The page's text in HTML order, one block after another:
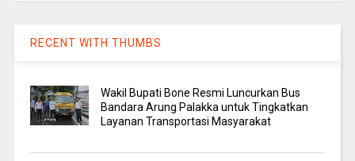
RECENT WITH THUMBS
Wakil Bupati Bone Resmi Luncurkan Bus
Bandara Arung Palakka untuk Tingkatkan
Layanan Transportasi Masyarakat